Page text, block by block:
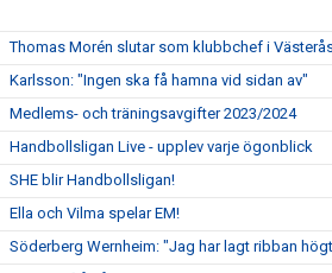
Thomas Morén slutar som klubbchef i
Karlsson: "Ingen ska få hamna vid sidan av"
Medlems- och träningsavgifter 2023/2024
Handbollsligan Live - upplev varje ögonblick
SHE blir Handbollsligan!
Ella och Vilma spelar EM!
Söderberg Wernheim: "Jag har lagt ribban